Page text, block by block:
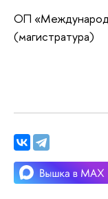
ОП
(магистратура)